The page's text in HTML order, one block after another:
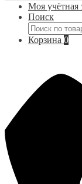
Моя учётная
Поиск
Искать:
Корзина 0